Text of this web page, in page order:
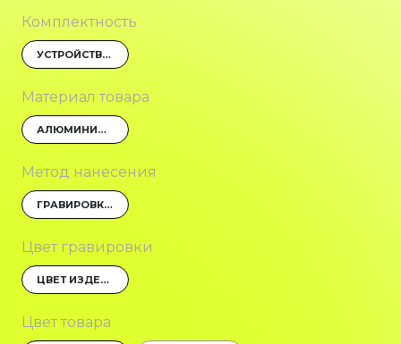
Комплектность
УСТРОЙСТВО, 2 РЕМЕШКА, ЗАРЯДКА, ИНСТРУКЦИЯ
Материал товара
АЛЮМИНИЙ, ПЛАСТИК, СИЛИКОН
Метод нанесения
ГРАВИРОВКА (CO2 ЛАЗЕР)
Цвет гравировки
ЦВЕТ ИЗДЕЛИЯ
Цвет товара